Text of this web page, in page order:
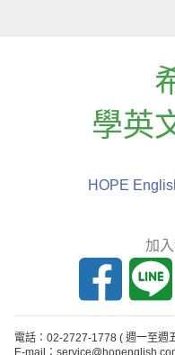
學英
HOPE
加
電話：02-2727-1778 ( 週一至週
E-mail：